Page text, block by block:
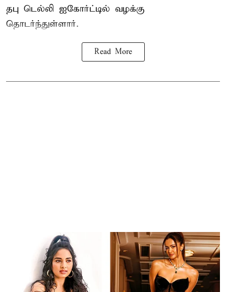
தபு டெல்லி ஐகோர்ட்டில் வழக்கு
தொடர்ந்துள்ளார்.
Read More